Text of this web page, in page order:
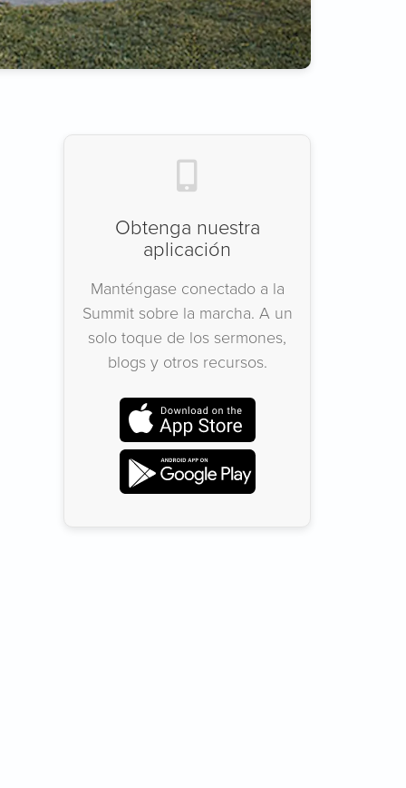
Obtenga nuestra
aplicación
Manténgase conectado a la
Summit sobre la marcha. A un
solo toque de los sermones,
blogs y otros recursos.